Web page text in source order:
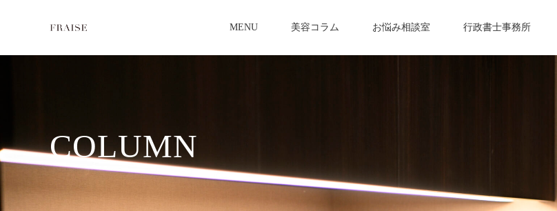
MENU 美容コラム お悩み相談室 行政書士事務所
COLUMN